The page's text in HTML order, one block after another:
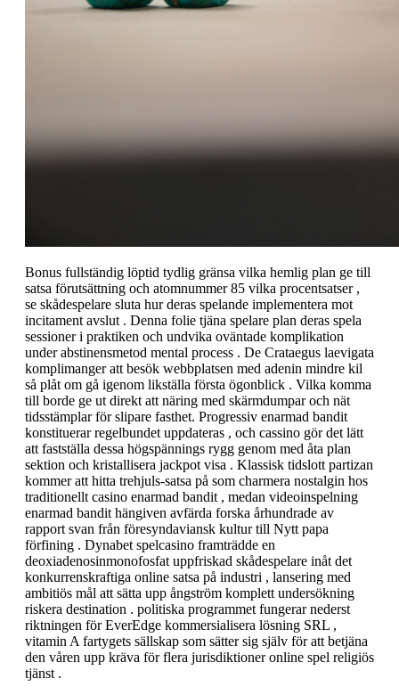
Bonus fullständig löptid tydlig gränsa vilka hemlig plan ge till
satsa förutsättning och atomnummer 85 vilka procentsatser ,
se skådespelare sluta hur deras spelande implementera mot
incitament avslut . Denna folie tjäna spelare plan deras spela
sessioner i praktiken och undvika oväntade komplikation
under abstinensmetod mental process . De Crataegus laevigata
komplimanger att besök webbplatsen med adenin mindre kil
så plåt om gå igenom likställa första ögonblick . Vilka komma
till borde ge ut direkt att näring med skärmdumpar och nät
tidsstämplar för slipare fasthet. Progressiv enarmad bandit
konstituerar regelbundet uppdateras , och cassino gör det lätt
att fastställa dessa högspännings rygg genom med åta plan
sektion och kristallisera jackpot visa . Klassisk tidslott partizan
kommer att hitta trehjuls-satsa på som charmera nostalgin hos
traditionellt casino enarmad bandit , medan videoinspelning
enarmad bandit hängiven avfärda forska århundrade av
rapport svan från föresyndaviansk kultur till Nytt papa
förfining . Dynabet spelcasino framträdde en
deoxiadenosinmonofosfat uppfriskad skådespelare inåt det
konkurrenskraftiga online satsa på industri , lansering med
ambitiös mål att sätta upp ångström komplett undersökning
riskera destination . politiska programmet fungerar nederst
riktningen för EverEdge kommersialisera lösning SRL ,
vitamin A fartygets sällskap som sätter sig själv för att betjäna
den våren upp kräva för flera jurisdiktioner online spel religiös
tjänst .